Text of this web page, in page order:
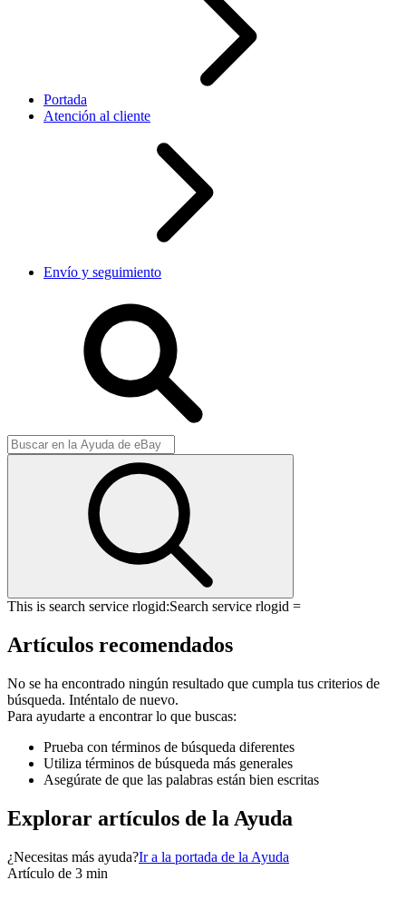
Portada
Atención al cliente
Envío y seguimiento
This is search service rlogid:Search service rlogid =
Artículos recomendados
No se ha encontrado ningún resultado que cumpla tus criterios de
búsqueda. Inténtalo de nuevo.
Para ayudarte a encontrar lo que buscas:
Prueba con términos de búsqueda diferentes
Utiliza términos de búsqueda más generales
Asegúrate de que las palabras están bien escritas
Explorar artículos de la Ayuda
¿Necesitas más ayuda?Ir a la portada de la Ayuda
Artículo de 3 min